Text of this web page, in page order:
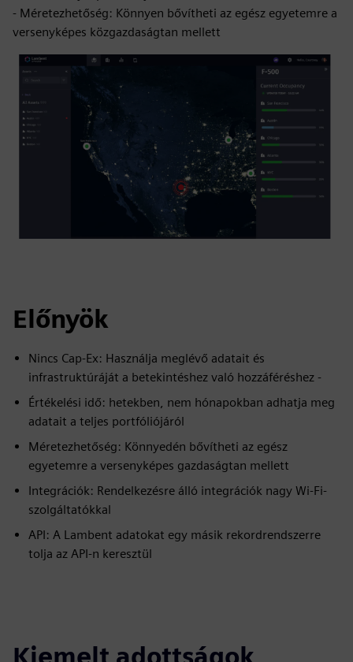
- Méretezhetőség: Könnyen bővítheti az egész egyetemre a
versenyképes közgazdaságtan mellett
Előnyök
Nincs Cap-Ex: Használja meglévő adatait és
infrastruktúráját a betekintéshez való hozzáféréshez -
Értékelési idő: hetekben, nem hónapokban adhatja meg
adatait a teljes portfóliójáról
Méretezhetőség: Könnyedén bővítheti az egész
egyetemre a versenyképes gazdaságtan mellett
Integrációk: Rendelkezésre álló integrációk nagy Wi-Fi-
szolgáltatókkal
API: A Lambent adatokat egy másik rekordrendszerre
tolja az API-n keresztül